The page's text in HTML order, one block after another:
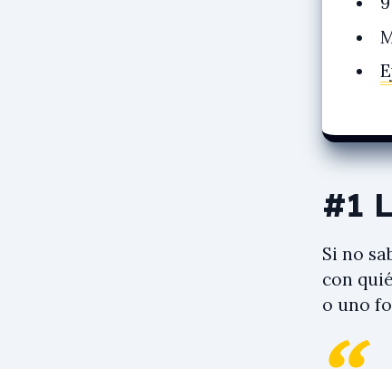
#1
Si no
con
o uno